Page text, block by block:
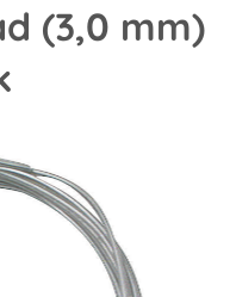
(3,0 mm)